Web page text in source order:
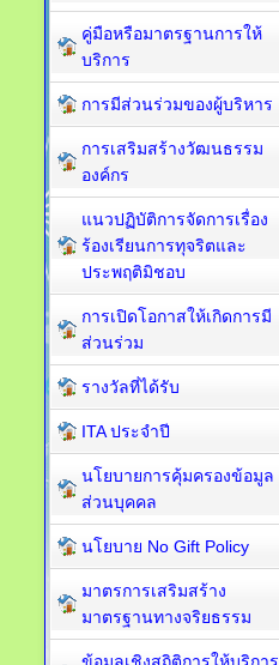
คู่มือหรือมาตรฐานการให้
บริการ
การมีส่วนร่วมของผู้บริหาร
การเสริมสร้างวัฒนธรรม
องค์กร
แนวปฏิบัติการจัดการเรื่อง
ร้องเรียนการทุจริตและ
ประพฤติมิชอบ
การเปิดโอกาสให้เกิดการมี
ส่วนร่วม
รางวัลที่ได้รับ
ITA ประจำปี
นโยบายการคุ้มครองข้อมูล
ส่วนบุคคล
นโยบาย No Gift Policy
มาตรการเสริมสร้าง
มาตรฐานทางจริยธรรม